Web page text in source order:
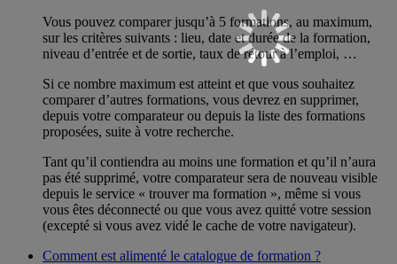
Vous pouvez comparer jusqu’à 5 formations, au maximum,
sur les critères suivants : lieu, date et durée de la formation,
niveau d’entrée et de sortie, taux de retour à l’emploi, …
Si ce nombre maximum est atteint et que vous souhaitez
comparer d’autres formations, vous devrez en supprimer,
depuis votre comparateur ou depuis la liste des formations
proposées, suite à votre recherche.
Tant qu’il contiendra au moins une formation et qu’il n’aura
pas été supprimé, votre comparateur sera de nouveau visible
depuis le service « trouver ma formation », même si vous
vous êtes déconnecté ou que vous avez quitté votre session
(excepté si vous avez vidé le cache de votre navigateur).
Comment est alimenté le catalogue de formation ?